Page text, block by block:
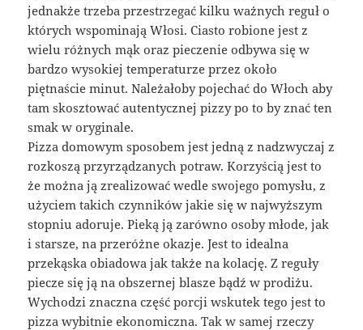
jednakże trzeba przestrzegać kilku ważnych reguł o
których wspominają Włosi. Ciasto robione jest z
wielu różnych mąk oraz pieczenie odbywa się w
bardzo wysokiej temperaturze przez około
piętnaście minut. Należałoby pojechać do Włoch aby
tam skosztować autentycznej pizzy po to by znać ten
smak w oryginale.
Pizza domowym sposobem jest jedną z nadzwyczaj z
rozkoszą przyrządzanych potraw. Korzyścią jest to
że można ją zrealizować wedle swojego pomysłu, z
użyciem takich czynników jakie się w najwyższym
stopniu adoruje. Pieką ją zarówno osoby młode, jak
i starsze, na przeróżne okazje. Jest to idealna
przekąska obiadowa jak także na kolację. Z reguły
piecze się ją na obszernej blasze bądź w prodiżu.
Wychodzi znaczna część porcji wskutek tego jest to
pizza wybitnie ekonomiczna. Tak w samej rzeczy